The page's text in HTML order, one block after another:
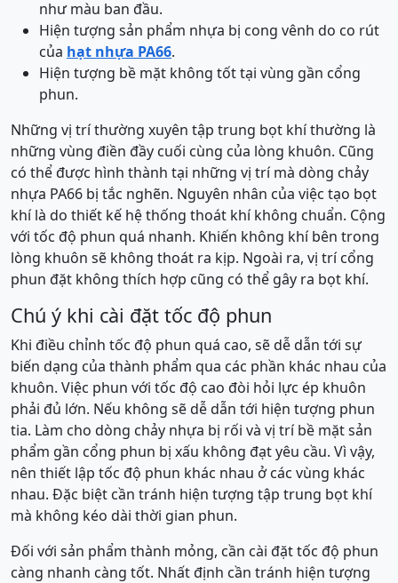
như màu ban đầu.
Hiện tượng sản phẩm nhựa bị cong vênh do co rút
của hạt nhựa PA66.
Hiện tượng bề mặt không tốt tại vùng gần cổng
phun.
Những vị trí thường xuyên tập trung bọt khí thường là
những vùng điền đầy cuối cùng của lòng khuôn. Cũng
có thể được hình thành tại những vị trí mà dòng chảy
nhựa PA66 bị tắc nghẽn. Nguyên nhân của việc tạo bọt
khí là do thiết kế hệ thống thoát khí không chuẩn. Cộng
với tốc độ phun quá nhanh. Khiến không khí bên trong
lòng khuôn sẽ không thoát ra kịp. Ngoài ra, vị trí cổng
phun đặt không thích hợp cũng có thể gây ra bọt khí.
Chú ý khi cài đặt tốc độ phun
Khi điều chỉnh tốc độ phun quá cao, sẽ dễ dẫn tới sự
biến dạng của thành phẩm qua các phần khác nhau của
khuôn. Việc phun với tốc độ cao đòi hỏi lực ép khuôn
phải đủ lớn. Nếu không sẽ dễ dẫn tới hiện tượng phun
tia. Làm cho dòng chảy nhựa bị rối và vị trí bề mặt sản
phẩm gần cổng phun bị xấu không đạt yêu cầu. Vì vậy,
nên thiết lập tốc độ phun khác nhau ở các vùng khác
nhau. Đặc biệt cần tránh hiện tượng tập trung bọt khí
mà không kéo dài thời gian phun.
Đối với sản phẩm thành mỏng, cần cài đặt tốc độ phun
càng nhanh càng tốt. Nhất định cần tránh hiện tượng